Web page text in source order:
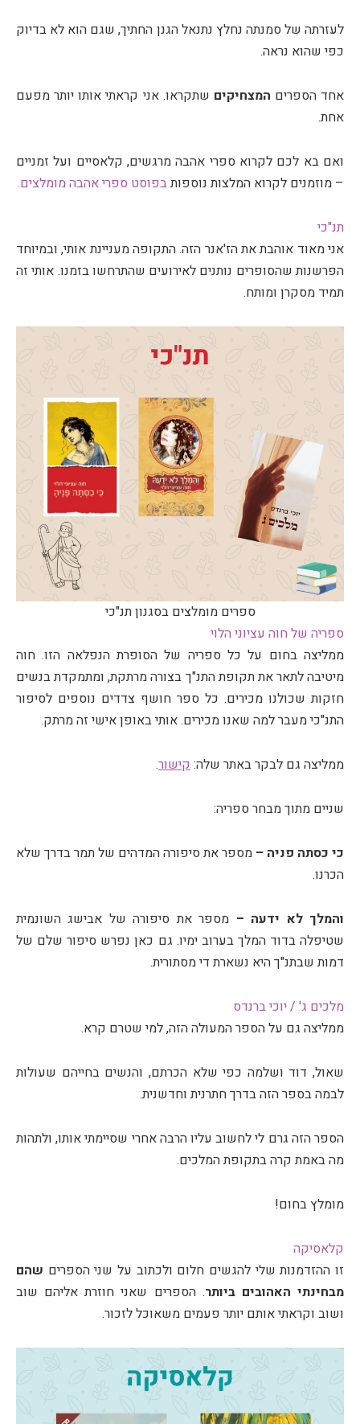
לעזרתה של סמנתה נחלץ נתנאל הגנן החתיך, שגם הוא לא בדיוק
כפי שהוא נראה.
אחד הספרים המצחיקים שתקראו. אני קראתי אותו יותר מפעם
אחת.
ואם בא לכם לקרוא ספרי אהבה מרגשים, קלאסיים ועל זמניים
– מוזמנים לקרוא המלצות נוספותבפוסט ספרי אהבה מומלצים.
תנ"כי
אני מאוד אוהבת את הז'אנר הזה. התקופה מעניינת אותי, ובמיוחד
הפרשנות שהסופרים נותנים לאירועים שהתרחשו בזמנו. אותי זה
תמיד מסקרן ומותח.
ספרים מומלצים בסגנון תנ"כי
ספריה של חוה עציוני הלוי
ממליצה בחום על כל ספריה של הסופרת הנפלאה הזו. חוה
מיטיבה לתאר את תקופת התנ"ך בצורה מרתקת, ומתמקדת בנשים
חזקות שכולנו מכירים. כל ספר חושף צדדים נוספים לסיפור
התנ"כי מעבר למה שאנו מכירים. אותי באופן אישי זה מרתק.
ממליצה גם לבקר באתר שלה:קישור.
שניים מתוך מבחר ספריה:
כי כסתה פניה – מספר את סיפורה המדהים של תמר בדרך שלא
הכרנו.
והמלך לא ידעה – מספר את סיפורה של אבישג השונמית
שטיפלה בדוד המלך בערוב ימיו. גם כאן נפרש סיפור שלם של
דמות שבתנ"ך היא נשארת די מסתורית.
מלכים ג' / יוכי ברנדס
ממליצה גם על הספר המעולה הזה, למי שטרם קרא.
שאול, דוד ושלמה כפי שלא הכרתם, והנשים בחייהם שעולות
לבמה בספר הזה בדרך חתרנית וחדשנית.
הספר הזה גרם לי לחשוב עליו הרבה אחרי שסיימתי אותו, ולתהות
מה באמת קרה בתקופת המלכים.
מומלץ בחום!
קלאסיקה
זו ההזדמנות שלי להגשים חלום ולכתוב על שני הספרים שהם
מבחינתי האהובים ביותר. הספרים שאני חוזרת אליהם שוב
ושוב וקראתי אותם יותר פעמים משאוכל לזכור.